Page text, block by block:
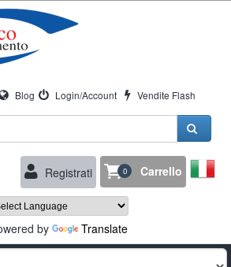
Blog Login/Account Vendite Flash
Registrati 0 Carrello
by Translate